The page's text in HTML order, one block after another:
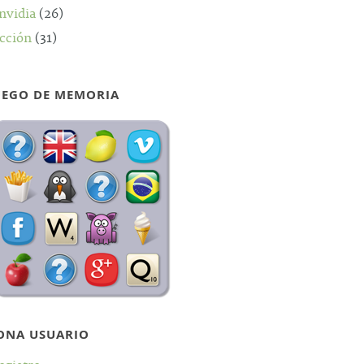
(26)
(31)
DE MEMORIA
USUARIO